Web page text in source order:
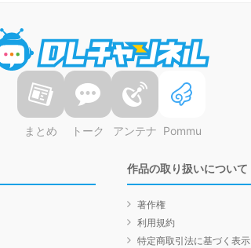
まとめ トーク アンテナ Pommu
作品の取り扱いについて
著作権
利用規約
特定商取引法に基づく表示